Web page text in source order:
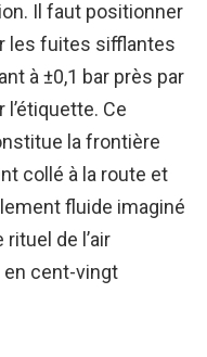
Il faut positionner
les fuites sifflantes
à ±0,1 bar près par
Ce
la frontière
collé à la route et
fluide imaginé
de l’air
cent-vingt